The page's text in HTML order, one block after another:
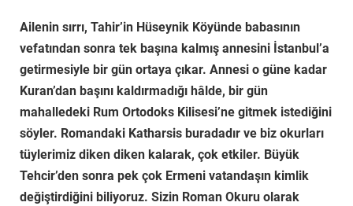
Ailenin sırrı, Tahir’in Hüseynik Köyünde babasının
vefatından sonra tek başına kalmış annesini İstanbul’a
getirmesiyle bir gün ortaya çıkar. Annesi o güne kadar
Kuran’dan başını kaldırmadığı hâlde, bir gün
mahalledeki Rum Ortodoks Kilisesi’ne gitmek istediğini
söyler. Romandaki Katharsis buradadır ve biz okurları
tüylerimiz diken diken kalarak, çok etkiler. Büyük
Tehcir’den sonra pek çok Ermeni vatandaşın kimlik
değiştirdiğini biliyoruz. Sizin Roman Okuru olarak